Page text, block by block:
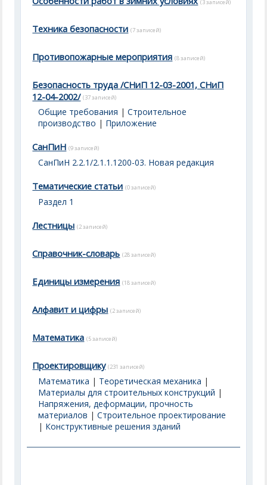
(3 записей)
Техника безопасности (7 записей)
Противопожарные мероприятия (8 записей)
Безопасность труда /СНиП 12-03-2001, СНиП
12-04-2002/ (37 записей)
Общие требования |Строительное
производство | Приложение
СанПиН (9 записей)
СанПиН 2.2.1/2.1.1.1200-03. Новая редакция
Тематические статьи (0 записей)
Раздел 1
Лестницы (2 записей)
Справочник-словарь (28 записей)
Единицы измерения (18 записей)
Алфавит и цифры (2 записей)
Математика (5 записей)
Проектировщику (231 записей)
Математика | Теоретическая механика |
Материалы для строительных конструкций |
Напряжения, деформации, прочность
материалов |Строительное проектирование
| Конструктивные решения зданий